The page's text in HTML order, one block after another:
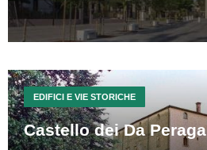
EDIFICI E VIE STORICHE
Castello dei Da Peraga